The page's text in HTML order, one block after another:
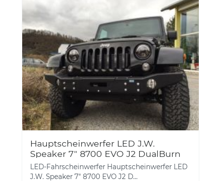
Hauptscheinwerfer LED J.W.
Speaker 7" 8700 EVO J2 DualBurn
Jeep Wrangler TJ + JK 1996-2016 m.
Tagfahrlicht E-Prüfzeichen - Schwa
LED-Fahrscheinwerfer Hauptscheinwerfer LED
J.W. Speaker 7" 8700 EVO J2 D...